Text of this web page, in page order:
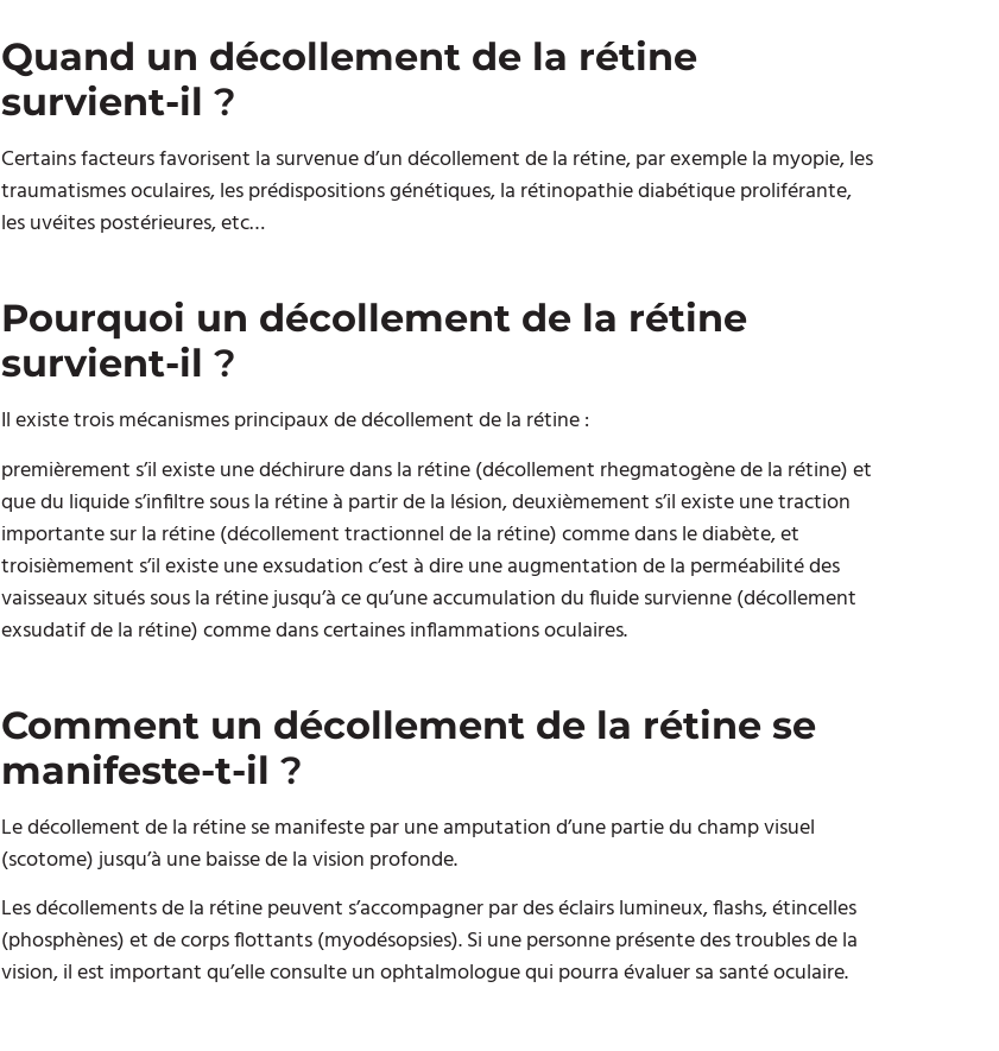
Quand un décollement de la rétine
survient-il ?
Certains facteurs favorisent la survenue d’un décollement de la rétine, par exemple la myopie, les
traumatismes oculaires, les prédispositions génétiques, la rétinopathie diabétique proliférante,
les uvéites postérieures, etc…
Pourquoi un décollement de la rétine
survient-il ?
Il existe trois mécanismes principaux de décollement de la rétine :
premièrement s’il existe une déchirure dans la rétine (décollement rhegmatogène de la rétine) et
que du liquide s’infiltre sous la rétine à partir de la lésion, deuxièmement s’il existe une traction
importante sur la rétine (décollement tractionnel de la rétine) comme dans le diabète, et
troisièmement s’il existe une exsudation c’est à dire une augmentation de la perméabilité des
vaisseaux situés sous la rétine jusqu’à ce qu’une accumulation du fluide survienne (décollement
exsudatif de la rétine) comme dans certaines inflammations oculaires.
Comment un décollement de la rétine se
manifeste-t-il ?
Le décollement de la rétine se manifeste par une amputation d’une partie du champ visuel
(scotome) jusqu’à une baisse de la vision profonde.
Les décollements de la rétine peuvent s’accompagner par des éclairs lumineux, flashs, étincelles
(phosphènes) et de corps flottants (myodésopsies). Si une personne présente des troubles de la
vision, il est important qu’elle consulte un ophtalmologue qui pourra évaluer sa santé oculaire.